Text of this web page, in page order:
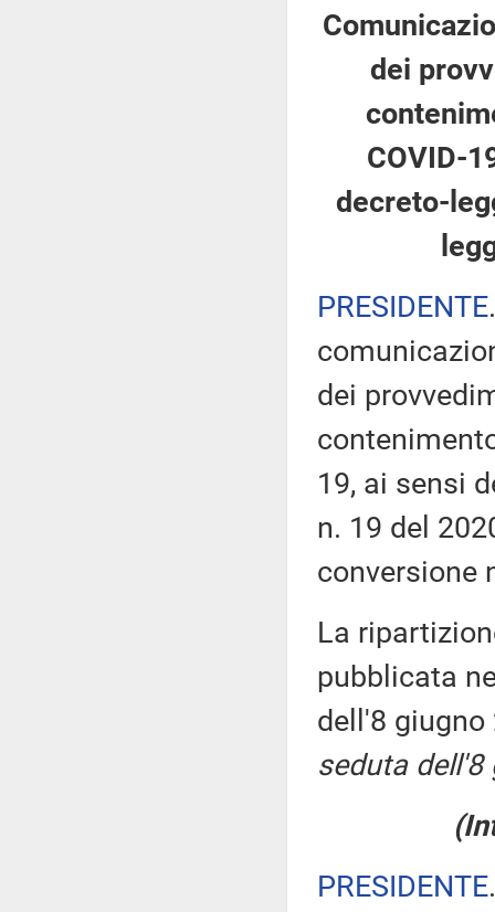
dei
COVID-
decreto-
PRESIDENTE
dei
19, ai sensi
n. 19 del
conversione
La
pubblicata
dell'8
seduta dell'8
PRESIDENTE